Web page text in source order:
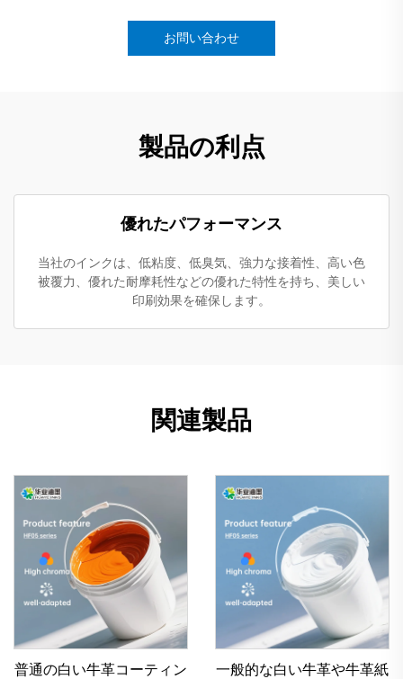
お問い合わせ
製品の利点
優れたパフォーマンス
当社のインクは、低粘度、低臭気、強力な接着性、高い色
被覆力、優れた耐摩耗性などの優れた特性を持ち、美しい
印刷効果を確保します。
関連製品
普通の白い牛革コーティン
一般的な白い牛革や牛革紙